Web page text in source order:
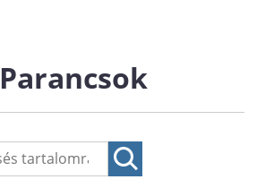
Parancsok